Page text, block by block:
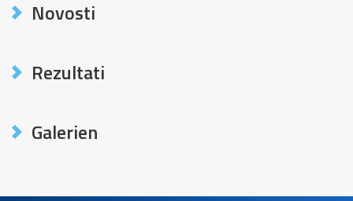
Novosti
Rezultati
Galerien